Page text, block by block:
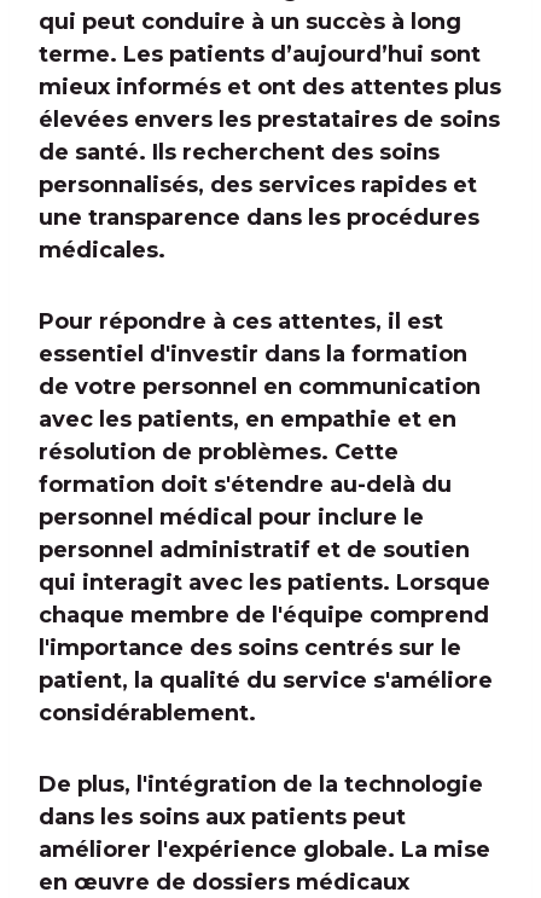
qui peut conduire à un succès à long
terme. Les patients d’aujourd’hui sont
mieux informés et ont des attentes plus
élevées envers les prestataires de soins
de santé. Ils recherchent des soins
personnalisés, des services rapides et
une transparence dans les procédures
médicales.
Pour répondre à ces attentes, il est
essentiel d'investir dans la formation
de votre personnel en communication
avec les patients, en empathie et en
résolution de problèmes. Cette
formation doit s'étendre au-delà du
personnel médical pour inclure le
personnel administratif et de soutien
qui interagit avec les patients. Lorsque
chaque membre de l'équipe comprend
l'importance des soins centrés sur le
patient, la qualité du service s'améliore
considérablement.
De plus, l'intégration de la technologie
dans les soins aux patients peut
améliorer l'expérience globale. La mise
en œuvre de dossiers médicaux